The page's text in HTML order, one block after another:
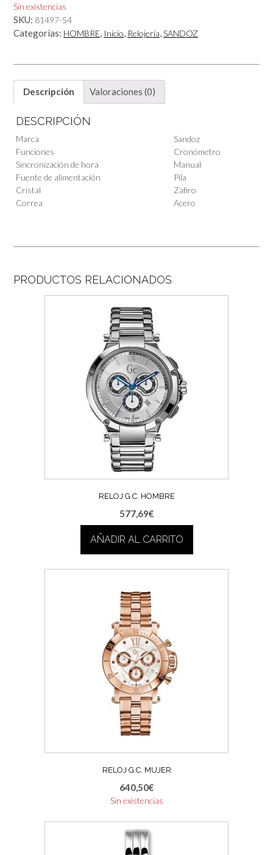
Sin existencias
SKU: 81497-54
Categorías: HOMBRE Inicio Relojería SANDOZ
Descripción Valoraciones (0)
DESCRIPCIÓN
Marca
Sandoz
Funciones
Cronómetro
Sincronización de hora
Manual
Fuente de alimentación
Pila
Cristal
Zafiro
Correa
Acero
PRODUCTOS RELACIONADOS
RELOJ G.C. HOMBRE
577,69€
AÑADIR AL CARRITO
RELOJ G.C. MUJER
640,50€
Sin existencias